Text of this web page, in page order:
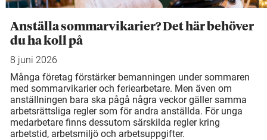
Anställa sommarvikarier? Det här behöver
du ha koll på
8 juni 2026
Många företag förstärker bemanningen under sommaren
med sommarvikarier och feriearbetare. Men även om
anställningen bara ska pågå några veckor gäller samma
arbetsrättsliga regler som för andra anställda. För unga
medarbetare finns dessutom särskilda regler kring
arbetstid, arbetsmiljö och arbetsuppgifter.